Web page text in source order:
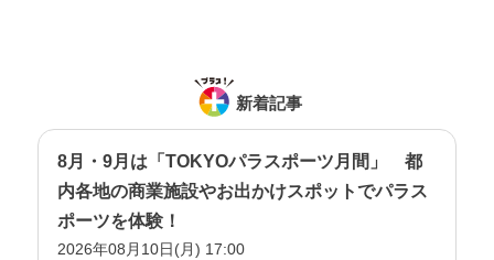
新着記事
8月・9月は「TOKYOパラスポーツ月間」 都
内各地の商業施設やお出かけスポットでパラス
ポーツを体験！
2026年08月10日(月) 17:00